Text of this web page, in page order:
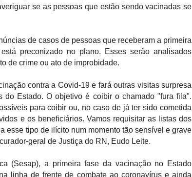
se as pessoas que estão sendo vacinadas se
de casos de pessoas que receberam a primeira
preconizado no plano. Esses serão analisados
de crime ou ato de improbidade.
contra a Covid-19 e fará outras visitas surpresa
Estado. O objetivo é coibir o chamado "fura fila".
para coibir ou, no caso de já ter sido cometida
e os beneficiários. Vamos requisitar as listas dos
esse tipo de ilícito num momento tão sensível e grave
geral de Justiça do RN, Eudo Leite.
(Sesap), a primeira fase da vacinação no Estado
linha de frente de combate ao coronavírus e ainda